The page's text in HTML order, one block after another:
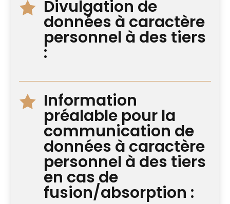
 Divulgation de
données à caractère
personnel à des tiers
:
 Information
préalable pour la
communication de
données à caractère
personnel à des tiers
en cas de
fusion/absorption :